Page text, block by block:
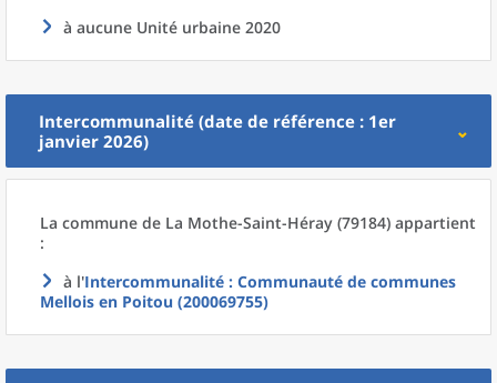
à aucune Unité urbaine 2020
Intercommunalité (date de référence : 1er
janvier 2026)
La commune de La Mothe-Saint-Héray (79184) appartient
:
à l'Intercommunalité : Communauté de communes
Mellois en Poitou (200069755)